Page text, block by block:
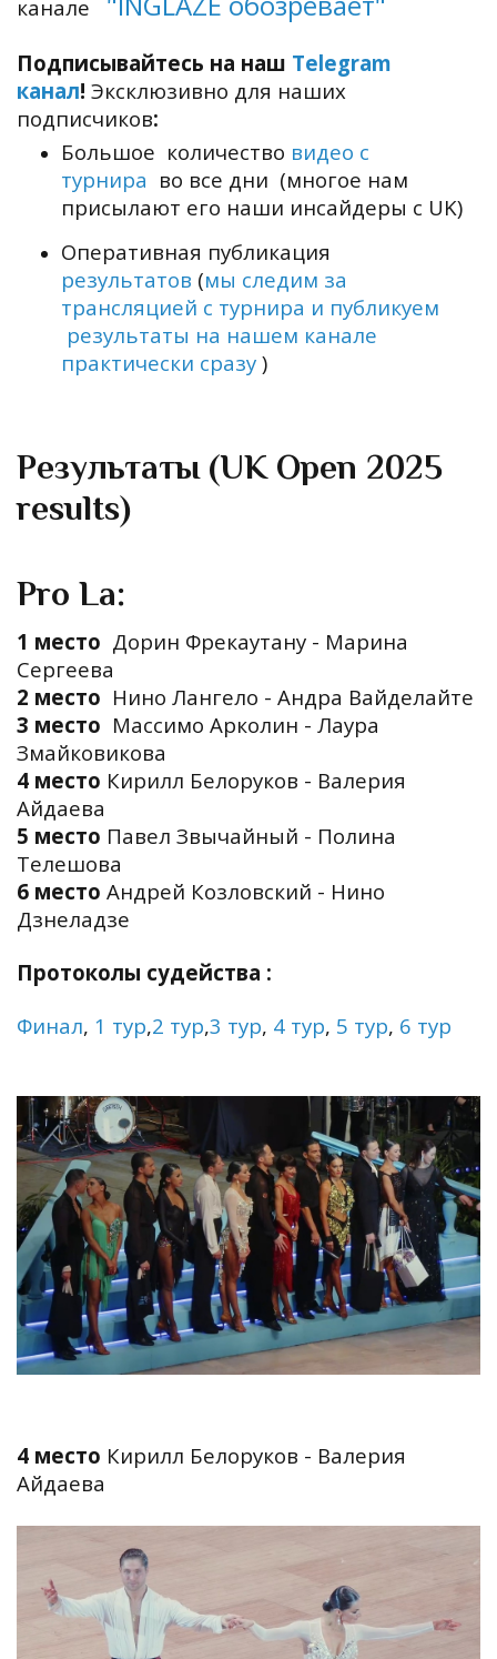
канале
Подписывайтесь на наш Telegram
канал! Эксклюзивно для наших
подписчиков:
Большое количество видео c
турнира во все дни (многое нам
присылают его наши инсайдеры с UK)
Оперативная публикация
результатов (мы следим за
трансляцией с турнира и публикуем
результаты на нашем канале
практически сразу )
Результаты (UK Open 2025
results)
Pro La:
1 место Дорин Фрекаутану - Марина
Сергеева
2 место Нино Лангело - Андра Вайделайте
3 место Массимо Арколин - Лаура
Змайковикова
4 место Кирилл Белоруков - Валерия
Айдаева
5 место Павел Звычайный - Полина
Телешова
6 место Андрей Козловский - Нино
Дзнеладзе
Протоколы судейства :
Финал, 1 тур,2 тур,3 тур, 4 тур, 5 тур, 6 тур
4 место Кирилл Белоруков - Валерия
Айдаева